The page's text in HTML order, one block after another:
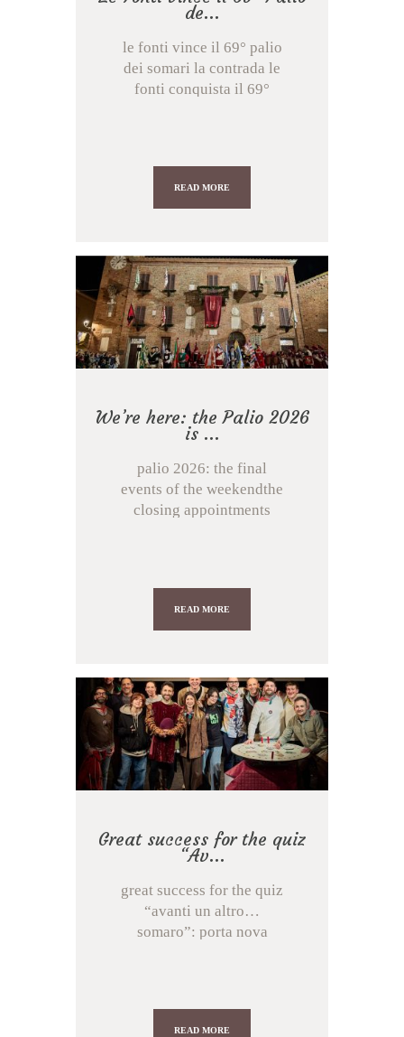
de...
le fonti vince il 69° palio
dei somari la contrada le
fonti conquista il 69°
READ MORE
We’re here: the Palio 2026
is ...
palio 2026: the final
events of the weekendthe
closing appointments
READ MORE
Great success for the quiz
“Av...
great success for the quiz
“avanti un altro…
somaro”: porta nova
READ MORE